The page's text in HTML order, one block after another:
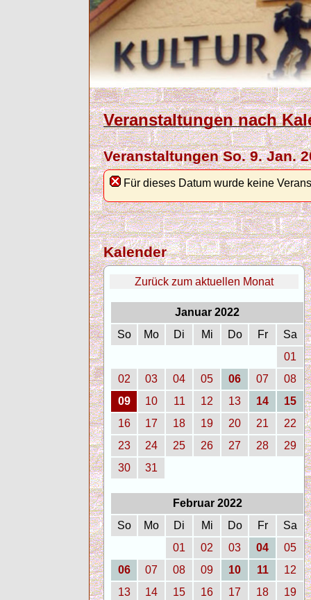
Veranstaltungen nach
Veranstaltungen So. 9. Jan.
Für dieses Datum wurde keine
Kalender
Zurück zum aktuellen Monat
Januar 2022
So
Mo Di Mi Do Fr
Sa
01
02
03 04 05 06 07
08
09
10 11 12 13 14
15
16
17 18 19 20 21
22
23
24 25 26 27 28
29
30
31
Februar 2022
So
Mo Di Mi Do Fr
Sa
01
02 03 04
05
06
07 08 09 10 11
12
13
14 15 16 17 18
19